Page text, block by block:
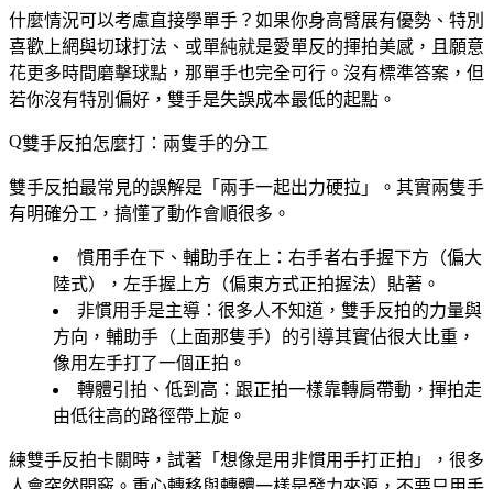
什麼情況可以考慮直接學單手？如果你身高臂展有優勢、特別
喜歡上網與切球打法、或單純就是愛單反的揮拍美感，且願意
花更多時間磨擊球點，那單手也完全可行。 沒有標準答案，但
若你沒有特別偏好，雙手是失誤成本最低的起點。
雙手反拍怎麼打：兩隻手的分工
雙手反拍最常見的誤解是「兩手一起出力硬拉」。其實兩隻手
有明確分工，搞懂了動作會順很多。
慣用手在下、輔助手在上 ：右手者右手握下方（偏大
陸式），左手握上方（偏東方式正拍握法）貼著。
非慣用手是主導 ：很多人不知道，雙手反拍的力量與
方向，輔助手（上面那隻手）的引導其實佔很大比重，
像用左手打了一個正拍。
轉體引拍、低到高 ：跟正拍一樣靠轉肩帶動，揮拍走
由低往高的路徑帶上旋。
練雙手反拍卡關時，試著「想像是用非慣用手打正拍」，很多